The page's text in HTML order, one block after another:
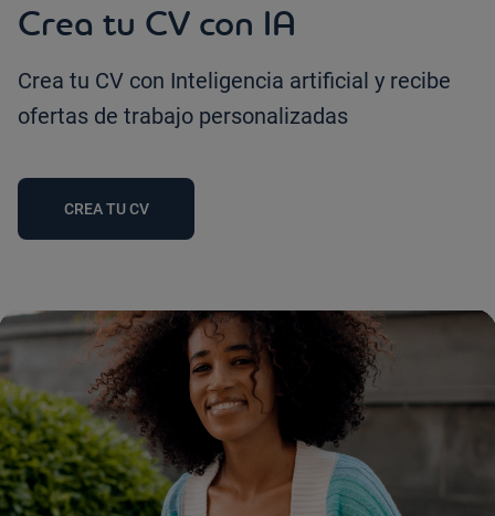
Crea tu CV con IA
Crea tu CV con Inteligencia artificial y recibe
ofertas de trabajo personalizadas
CREA TU CV